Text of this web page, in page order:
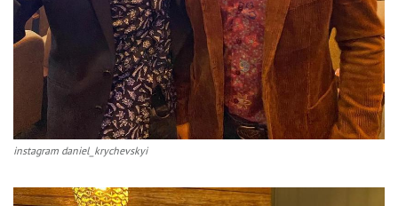
instagram daniel_krychevskyi